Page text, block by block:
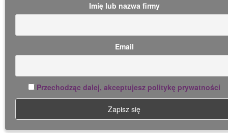
Imię lub nazwa firmy
Email
Przechodząc dalej, akceptujesz politykę prywatności